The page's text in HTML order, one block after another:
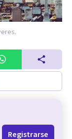
Registrarse